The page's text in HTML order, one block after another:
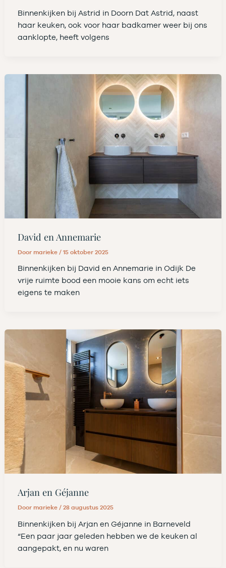
Binnenkijken bij Astrid in Doorn Dat Astrid, naast
haar keuken, ook voor haar badkamer weer bij ons
aanklopte, heeft volgens
David en Annemarie
Doormarieke /15 oktober 2025
Binnenkijken bij David en Annemarie in Odijk De
vrije ruimte bood een mooie kans om echt iets
eigens te maken
Arjan en Géjanne
Doormarieke/28 augustus 2025
Binnenkijken bij Arjan en Géjanne in Barneveld
“Een paar jaar geleden hebben we de keuken al
aangepakt, en nu waren